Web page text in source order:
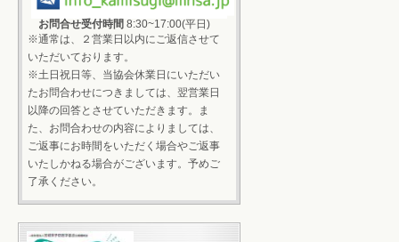
お問合せ受付時間 8:30~17:00(平日)
※通常は、２営業日以内にご返信させて
いただいております。
※土日祝日等、当協会休業日にいただい
たお問合わせにつきましては、翌営業日
以降の回答とさせていただきます。ま
た、お問合わせの内容によりましては、
ご返事にお時間をいただく場合やご返事
いたしかねる場合がございます。予めご
了承ください。